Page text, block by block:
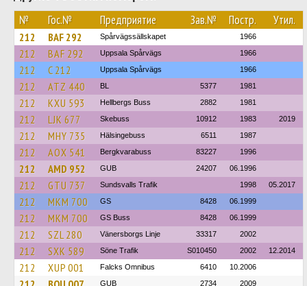
№ Гос.№ Предприятие Зав.№ Постр. Утил.
212 BAF 292 Spårvägssällskapet 1966
212 BAF 292 Uppsala Spårvägs 1966
212 C 212 Uppsala Spårvägs 1966
212 ATZ 440 BL 5377 1981
212 KXU 593 Hellbergs Buss 2882 1981
212 LJK 677 Skebuss 10912 1983 2019
212 MHY 735 Hälsingebuss 6511 1987
212 AOX 541 Bergkvarabuss 83227 1996
212 AMD 952 GUB 24207 06.1996
212 GTU 737 Sundsvalls Trafik 1998 05.2017
212 MKM 700 GS 8428 06.1999
212 MKM 700 GS Buss 8428 06.1999
212 SZL 280 Vänersborgs Linje 33317 2002
212 SXK 589 Söne Trafik S010450 2002 12.2014
212 XUP 001 Falcks Omnibus 6410 10.2006
GUB 2734 2009